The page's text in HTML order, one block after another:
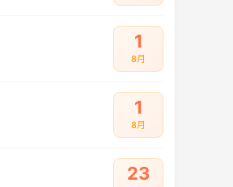
1
8月
1
8月
23